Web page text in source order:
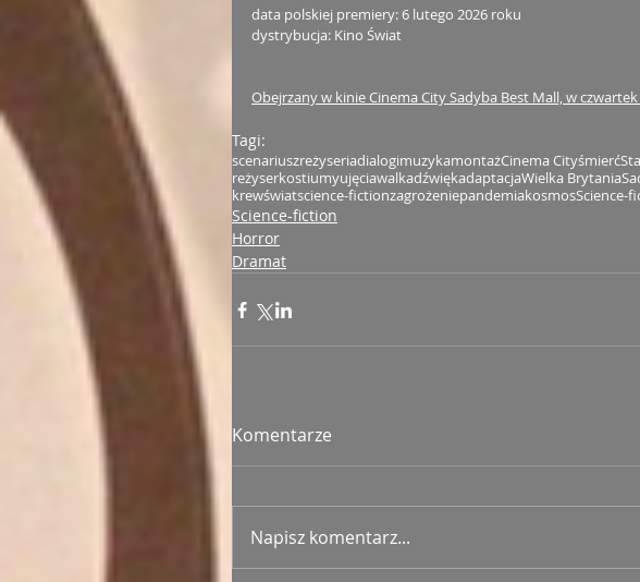
data polskiej premiery: 6 lutego 2026 roku
dystrybucja: Kino Świat
Obejrzany w kinie Cinema City Sadyba Best Mall, w
Tagi:
scenariuszreżyseriadialogimuzykamontażCinema Cityśmierć
reżyserkostiumyujęciawalkadźwiękadaptacjaWielka Brytania
krewświatscience-fictionzagrożeniepandemiakosmosScience-
Science-fiction
Horror
Dramat
Komentarze
Napisz komentarz...